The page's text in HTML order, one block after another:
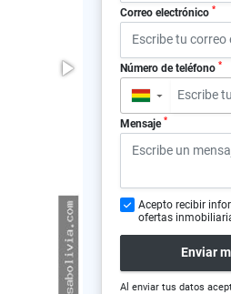
Correo electrónico *
Número de teléfono *
▼
Mensaje *
Acepto recibir
ofertas
Enviar
Al enviar tus datos